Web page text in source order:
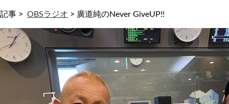
記事 > OBSラジオ > 廣道純のNever GiveUP!!